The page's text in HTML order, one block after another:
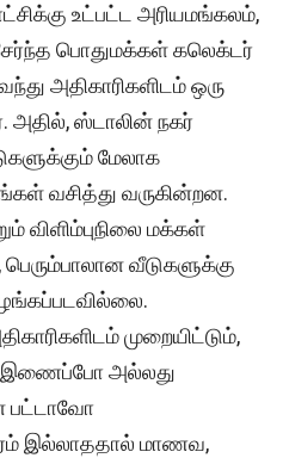
உட்பட்ட அரியமங்கலம்,
பொதுமக்கள் கலெக்டர்
அதிகாரிகளிடம் ஒரு
ஸ்டாலின் நகர்
மேலாக
வசித்து வருகின்றன.
விளிம்புநிலை மக்கள்
வீடுகளுக்கு
முறையிட்டும்,
இணைப்போ அல்லது
பட்டாவோ
இல்லாததால் மாணவ,